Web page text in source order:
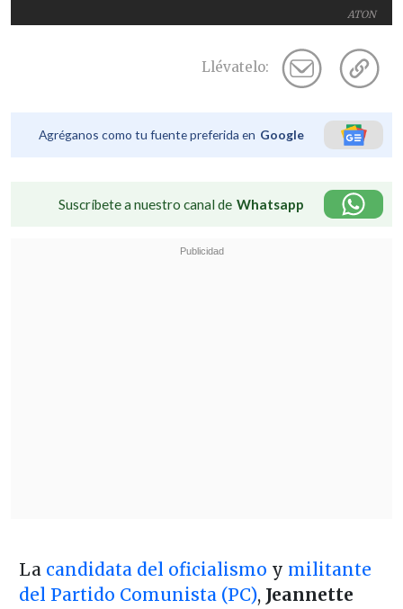
ATON
Llévatelo:
Agréganos como tu fuente preferida en Google
Suscríbete a nuestro canal de Whatsapp
La candidata del oficialismo y militante
del Partido Comunista (PC), Jeannette